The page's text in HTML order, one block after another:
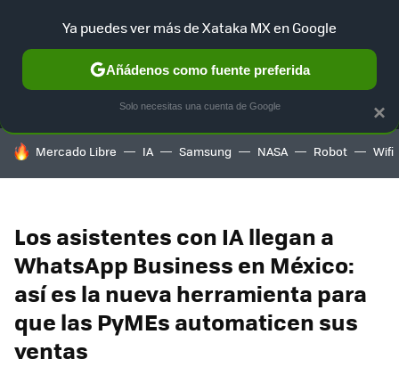
MENÚ NUEVO
GAMING HOME AUTO
HOY SE HABLA DE
Mercado Libre IA Samsung NASA Robot Wifi
Los asistentes con IA llegan a
WhatsApp Business en México:
así es la nueva herramienta para
que las PyMEs automaticen sus
ventas
×
Ya puedes ver más de Xataka MX en Google
Añádenos como fuente preferida
Solo necesitas una cuenta de Google